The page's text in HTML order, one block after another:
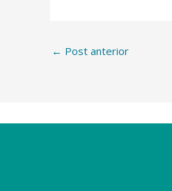
← Post anterior